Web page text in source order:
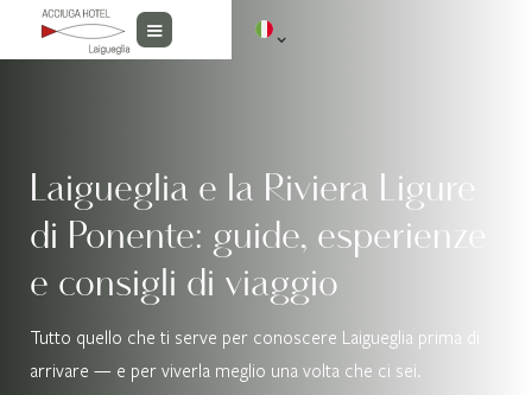
Laigueglia e la Riviera Ligure
di Ponente: guide, esperienze
e consigli di viaggio
Tutto quello che ti serve per conoscere Laigueglia prima di
arrivare — e per viverla meglio una volta che ci sei.